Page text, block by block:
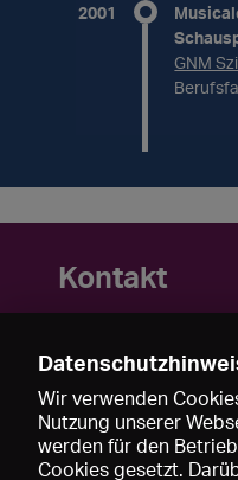
2001
GNM
Kontakt
Wir verwenden
Nutzung unserer
werden für den
Cookies gesetzt.